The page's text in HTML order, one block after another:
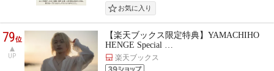
79位
UP
【楽天ブックス限定特典】YAMACHIHO
HENGE Special …
楽天ブックス